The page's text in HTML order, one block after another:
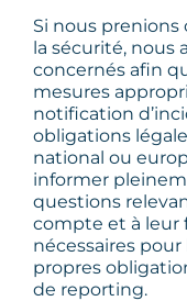
Si nous prenions
la sécurité, nous
concernés afin
mesures
notification
obligations
national ou
informer
questions
compte et à leur
nécessaires
propres
de reporting.